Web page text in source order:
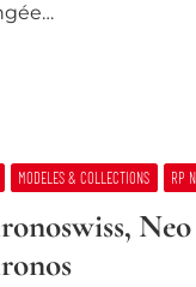
MODELES & COLLECTIONS RP